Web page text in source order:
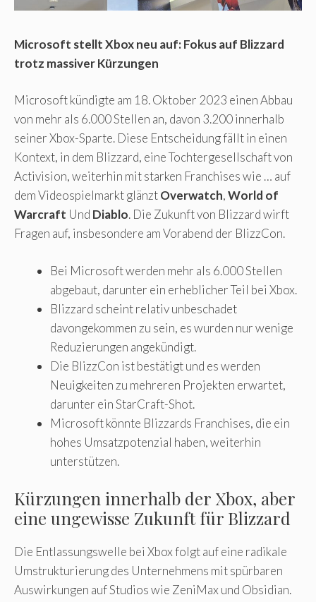
Microsoft stellt Xbox neu auf: Fokus auf Blizzard
trotz massiver Kürzungen
Microsoft kündigte am 18. Oktober 2023 einen Abbau
von mehr als 6.000 Stellen an, davon 3.200 innerhalb
seiner Xbox-Sparte. Diese Entscheidung fällt in einen
Kontext, in dem Blizzard, eine Tochtergesellschaft von
Activision, weiterhin mit starken Franchises wie … auf
dem Videospielmarkt glänztOverwatch,World of
Warcraft Und Diablo. Die Zukunft von Blizzard wirft
Fragen auf, insbesondere am Vorabend der BlizzCon.
Bei Microsoft werden mehr als 6.000 Stellen
abgebaut, darunter ein erheblicher Teil bei Xbox.
Blizzard scheint relativ unbeschadet
davongekommen zu sein, es wurden nur wenige
Reduzierungen angekündigt.
Die BlizzCon ist bestätigt und es werden
Neuigkeiten zu mehreren Projekten erwartet,
darunter ein StarCraft-Shot.
Microsoft könnte Blizzards Franchises, die ein
hohes Umsatzpotenzial haben, weiterhin
unterstützen.
Kürzungen innerhalb der Xbox, aber
eine ungewisse Zukunft für Blizzard
Die Entlassungswelle bei Xbox folgt auf eine radikale
Umstrukturierung des Unternehmens mit spürbaren
Auswirkungen auf Studios wie ZeniMax und Obsidian.